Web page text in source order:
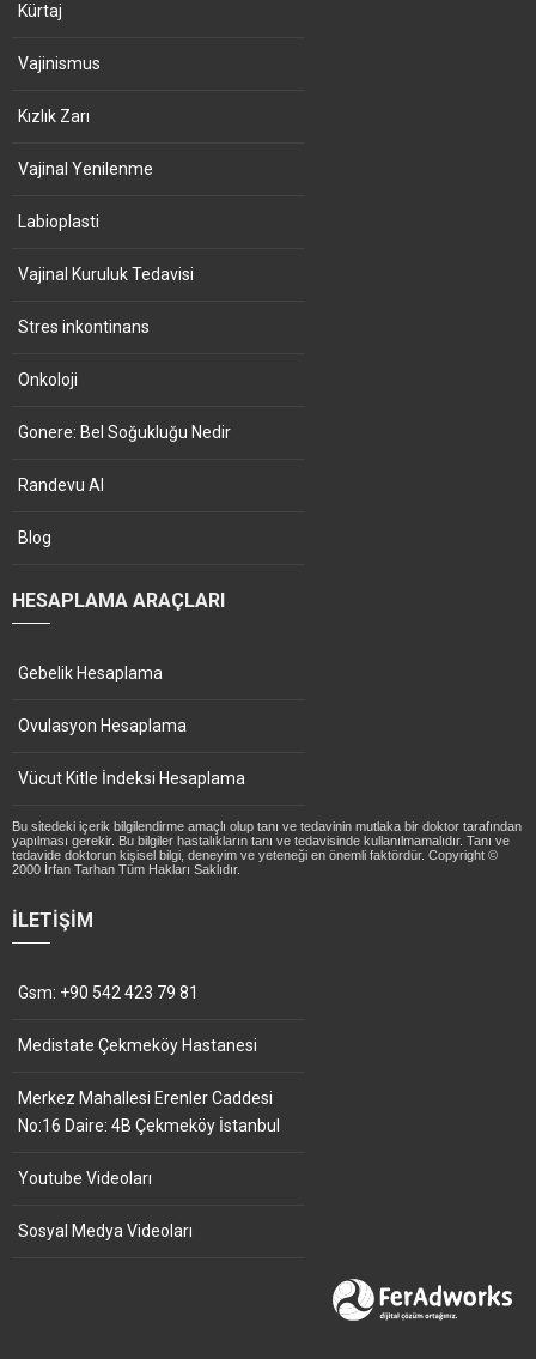
Kürtaj
Vajinismus
Kızlık Zarı
Vajinal Yenilenme
Labioplasti
Vajinal Kuruluk Tedavisi
Stres inkontinans
Onkoloji
Gonere: Bel Soğukluğu Nedir
Randevu Al
Blog
HESAPLAMA ARAÇLARI
Gebelik Hesaplama
Ovulasyon Hesaplama
Vücut Kitle İndeksi Hesaplama
Bu sitedeki içerik bilgilendirme amaçlı olup tanı ve tedavinin mutlaka bir doktor tarafından
yapılması gerekir. Bu bilgiler hastalıkların tanı ve tedavisinde kullanılmamalıdır. Tanı ve
tedavide doktorun kişisel bilgi, deneyim ve yeteneği en önemli faktördür. Copyright ©
2000 İrfan Tarhan Tüm Hakları Saklıdır.
İLETIŞIM
Gsm: +90 542 423 79 81
Medistate Çekmeköy Hastanesi
Merkez Mahallesi Erenler Caddesi
No:16 Daire: 4B Çekmeköy İstanbul
Youtube Videoları
Sosyal Medya Videoları